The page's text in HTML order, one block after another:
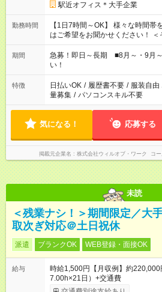
駅近オフィス＊大手企業
勤務時間
【1日7時間～OK】 様々な時間帯
はご希望をお聞かせください！ ＜その他シフト例＞ 9：00～
17：00 11：00～20：00 などな
期間
急募！即日～長期 ■8月～・9月
い！
特徴 日払いOK / 履歴書不要 / 服装自由
量募集 / パソコンスキル不要
気になる！ 応募する
掲載元企業名 株式会社ウィルオブ・ワーク コ
未読
＜残業ナシ！＞期間限定／大
取次ぎ対応＠土日祝休
派遣 ブランクOK WEB登録・面接OK
給与
時給1,500円【月収例】約
7.00h×21日）+交通費